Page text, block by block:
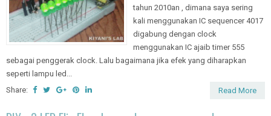
tahun 2010an , dimana saya sering
kali menggunakan IC sequencer 4017
digabung dengan clock
menggunakan IC ajaib timer 555
sebagai penggerak clock. Lalu bagaimana jika efek yang diharapkan
seperti lampu led...
Share:
Read More